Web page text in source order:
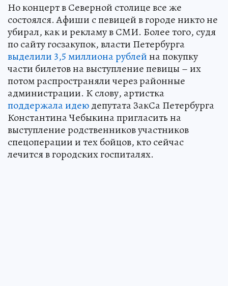
Но концерт в Северной столице все же
состоялся. Афиши с певицей в городе никто не
убирал, как и рекламу в СМИ. Более того, судя
по сайту госзакупок, власти Петербурга
выделили 3,5 миллиона рублейна покупку
части билетов на выступление певицы – их
потом распространяли через районные
администрации. К слову, артистка
поддержала идеюдепутата ЗакСа Петербурга
Константина Чебыкина пригласить на
выступление родственников участников
спецоперации и тех бойцов, кто сейчас
лечится в городских госпиталях.